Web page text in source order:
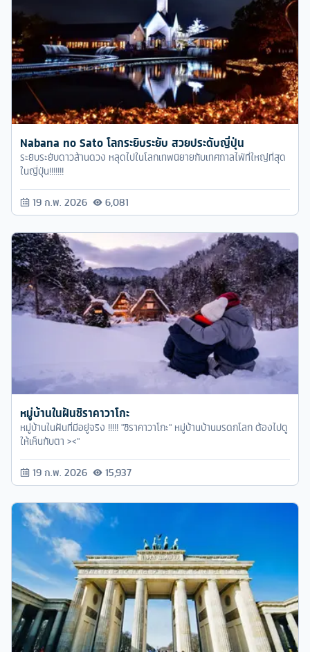
Nabana no Sato โลกระยิบระยับ สวยประดับญี่ปุ่น
ระยิบระยับดาวล้านดวง หลุดไปในโลกเทพนิยายกับเทศกาลไฟ่ที่ใหญ่ที่สุด
ในญี่ปุ่น!!!!!!!
19 ก.พ. 2026 6,081
หมู่บ้านในฝันชิราคาวาโกะ
หมู่บ้านในฝันที่มีอยู่จริง !!!!! "ชิราคาวาโกะ" หมู่บ้านบ้านมรดกโลก ต้องไปดู
ให้เห็นกับตา ><"
19 ก.พ. 2026 15,937